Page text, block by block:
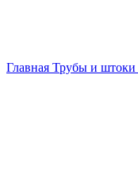
Главная Трубы и штоки